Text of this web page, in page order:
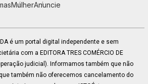
MulherAnuncie
é um portal digital independente e sem
com a EDITORA TRES COMÉRCIO DE
judicial). Informamos também que não
também não oferecemos cancelamento do